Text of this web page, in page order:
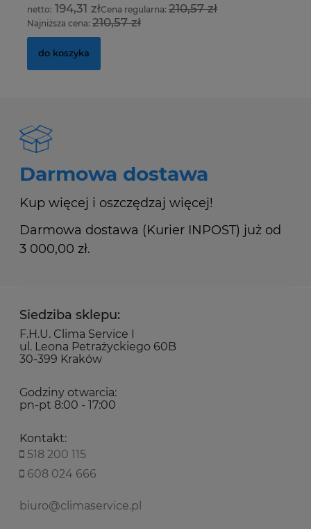
194,31 złCena regularna: 210,57 zł
Najniższa cena: 210,57 zł
do koszyka
Darmowa dostawa
Kup więcej i oszczędzaj więcej!
Darmowa dostawa (Kurier INPOST) już od
3 000,00 zł.
Siedziba sklepu:
F.H.U. Clima Service I
ul. Leona Petrażyckiego 60B
30-399 Kraków
Godziny otwarcia:
pn-pt 8:00 - 17:00
Kontakt:
518 200 115
608 024 666
biuro@climaservice.pl